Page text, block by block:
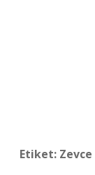
Etiket: